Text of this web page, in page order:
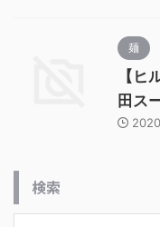
麺
【ヒ
田ス
検索